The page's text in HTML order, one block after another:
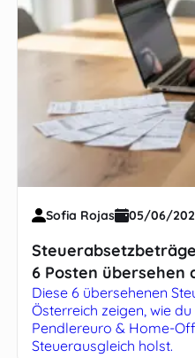
Sofia Rojas 05/06/
6 Posten übersehen
meisten
Diese 6 übersehenen
Österreich zeigen, wie du
Pendlereuro & Home-
Steuerausgleich holst.